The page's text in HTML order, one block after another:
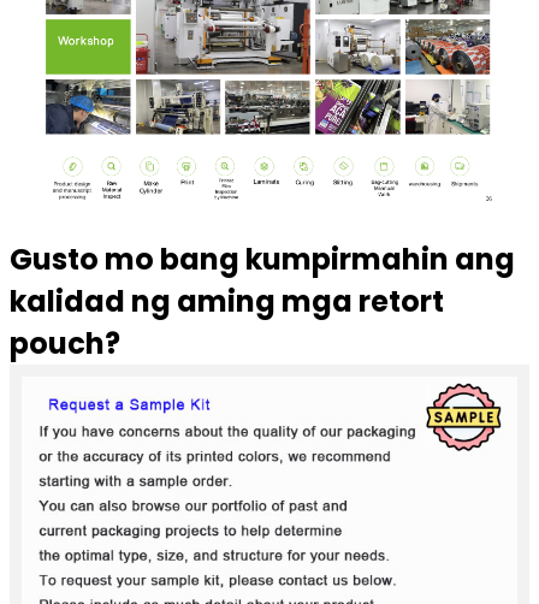
Gusto mo bang kumpirmahin ang
kalidad ng aming mga retort
pouch?